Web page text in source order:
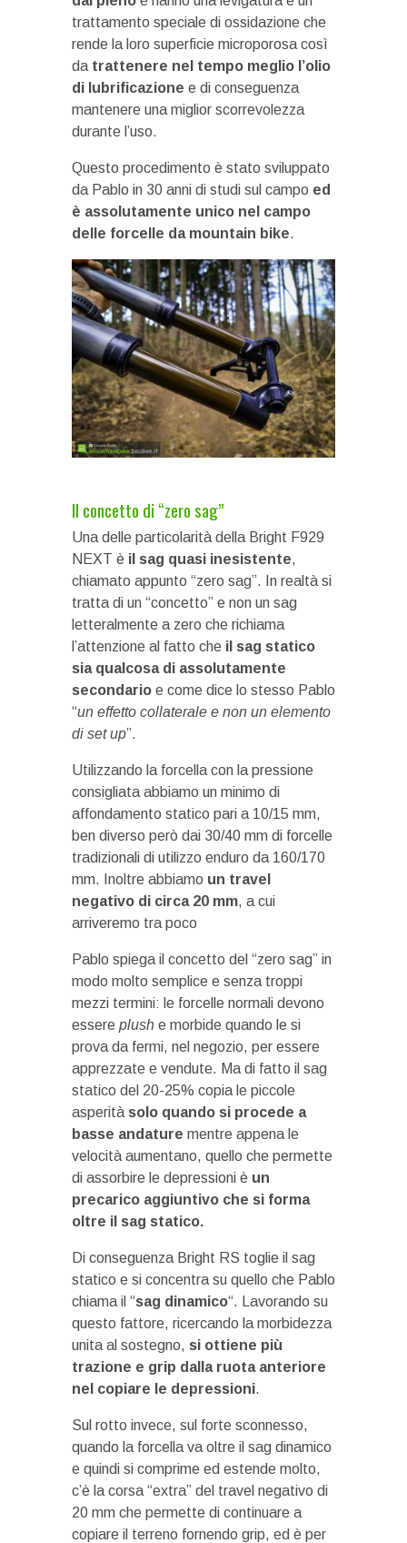
trattamento speciale di ossidazione che
rende la loro superficie microporosa così
da trattenere nel tempo meglio l’olio
di lubrificazione e di conseguenza
mantenere una miglior scorrevolezza
durante l’uso.
Questo procedimento è stato sviluppato
da Pablo in 30 anni di studi sul campo ed
è assolutamente unico nel campo
delle forcelle da mountain bike.
Il concetto di “zero sag”
Una delle particolarità della Bright F929
NEXT è il sag quasi inesistente,
chiamato appunto “zero sag”. In realtà si
tratta di un “concetto” e non un sag
letteralmente a zero che richiama
l’attenzione al fatto che il sag statico
sia qualcosa di assolutamente
secondario e come dice lo stesso Pablo
“un effetto collaterale e non un elemento
di set up”.
Utilizzando la forcella con la pressione
consigliata abbiamo un minimo di
affondamento statico pari a 10/15 mm,
ben diverso però dai 30/40 mm di forcelle
tradizionali di utilizzo enduro da 160/170
mm. Inoltre abbiamo un travel
negativo di circa 20 mm, a cui
arriveremo tra poco
Pablo spiega il concetto del “zero sag” in
modo molto semplice e senza troppi
mezzi termini: le forcelle normali devono
essere plush e morbide quando le si
prova da fermi, nel negozio, per essere
apprezzate e vendute. Ma di fatto il sag
statico del 20-25% copia le piccole
asperità solo quando si procede a
basse andature mentre appena le
velocità aumentano, quello che permette
di assorbire le depressioni è un
precarico aggiuntivo che si forma
oltre il sag statico.
Di conseguenza Bright RS toglie il sag
statico e si concentra su quello che Pablo
chiama il “sag dinamico“. Lavorando su
questo fattore, ricercando la morbidezza
unita al sostegno, si ottiene più
trazione e grip dalla ruota anteriore
nel copiare le depressioni.
Sul rotto invece, sul forte sconnesso,
quando la forcella va oltre il sag dinamico
e quindi si comprime ed estende molto,
c’è la corsa “extra” del travel negativo di
20 mm che permette di continuare a
copiare il terreno fornendo grip, ed è per